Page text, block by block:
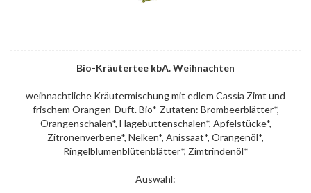
Bio-Kräutertee kbA. Weihnachten
weihnachtliche Kräutermischung mit edlem Cassia Zimt und
frischem Orangen-Duft. Bio*-Zutaten: Brombeerblätter*,
Orangenschalen*, Hagebuttenschalen*, Apfelstücke*,
Zitronenverbene*, Nelken*, Anissaat*, Orangenöl*,
Ringelblumenblütenblätter*, Zimtrindenöl*
Auswahl: